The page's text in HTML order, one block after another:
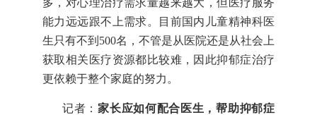
多，对心理治疗需求量越来越大，但医疗服务
能力远远跟不上需求。目前国内儿童精神科医
生只有不到500名，不管是从医院还是从社会上
获取相关医疗资源都比较难，因此抑郁症治疗
更依赖于整个家庭的努力。
记者：家长应如何配合医生，帮助抑郁症